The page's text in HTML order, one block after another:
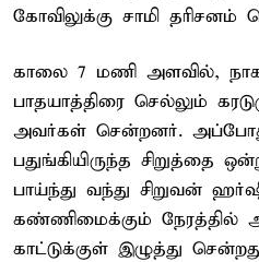
கோவிலுக்கு சாமி தரிசனம்
காலை 7 மணி அளவில்,
பாதயாத்திரை செல்லும்
அவர்கள் சென்றனர். அப்போது
பதுங்கியிருந்த சிறுத்தை
பாய்ந்து வந்து சிறுவன்
கண்ணிமைக்கும்
காட்டுக்குள் இழுத்து